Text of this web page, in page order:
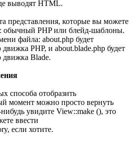
выводят HTML.
представления, которые вы можете
обычный PHP или блейд-шаблоны.
файла: about.php будет
PHP, и about.blade.php будет
движка Blade.
способа отобразить
момент можно просто вернуть
увидите View::make (), это
ввести
если хотите.